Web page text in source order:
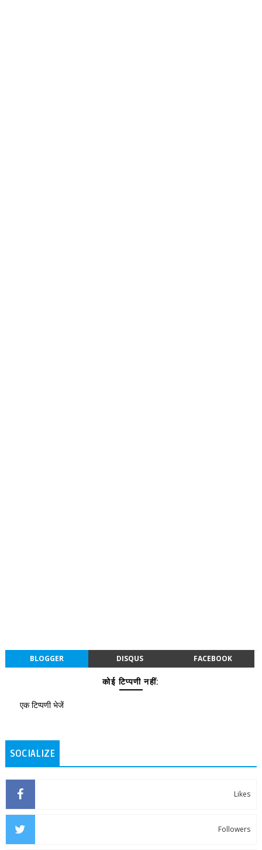
BLOGGER DISQUS FACEBOOK
कोई टिप्पणी नहीं:
एक टिप्पणी भेजें
SOCIALIZE
Likes
Followers